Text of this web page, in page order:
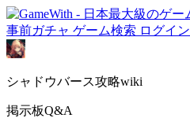
事前ガチャ ゲーム検索 ログイン
シャドウバース攻略wiki
掲示板Q&A